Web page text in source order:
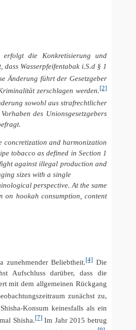
erfolgt die Konkretisierung und
Wasserpfeifentabak i.S.d § 1
Änderung führt der Gesetzgeber
zerschlagen werden.[2]
sowohl aus strafrechtlicher
des Unionsgesetzgebers
concretization and harmonization
tobacco as defined in Section 1
against illegal production and
sizes with a single
perspective. At the same
hookah consumption, content
Beliebtheit.[4] Die
Aufschluss darüber, dass die
mit dem allgemeinen Rückgang
zunächst zu,
Konsum keinesfalls als ein
Shisha.[7]Im Jahr 2015 betrug